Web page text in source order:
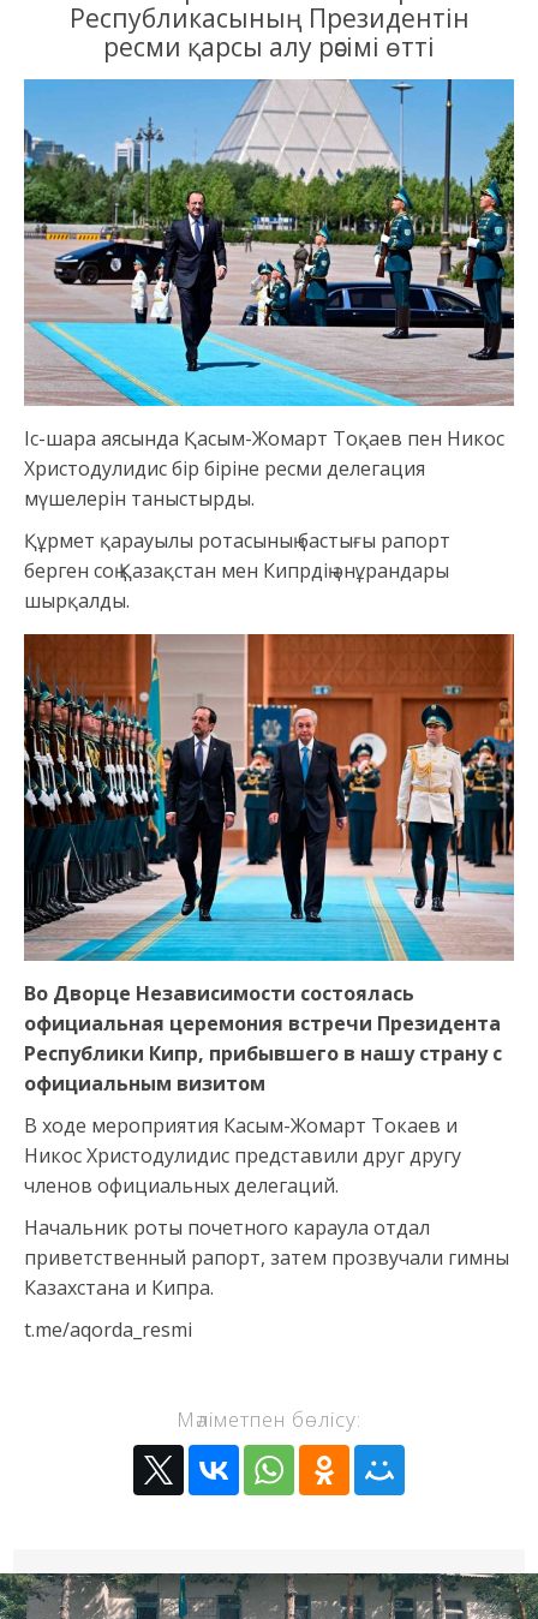
Республикасының Президентін
ресми қарсы алу рәсімі өтті
Іс-шара аясында Қасым-Жомарт Тоқаев пен Никос
Христодулидис бір біріне ресми делегация
мүшелерін таныстырды.
Құрмет қарауылы ротасының бастығы рапорт
берген соң Қазақстан мен Кипрдің әнұрандары
шырқалды.
Во Дворце Независимости состоялась
официальная церемония встречи Президента
Республики Кипр, прибывшего в нашу страну с
официальным визитом
В ходе мероприятия Касым-Жомарт Токаев и
Никос Христодулидис представили друг другу
членов официальных делегаций.
Начальник роты почетного караула отдал
приветственный рапорт, затем прозвучали гимны
Казахстана и Кипра.
t.me/aqorda_resmi
Мәліметпен бөлісу: